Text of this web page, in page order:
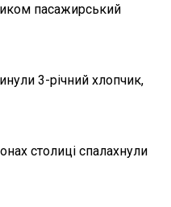
пасажирський
3-річний хлопчик,
столиці спалахнули